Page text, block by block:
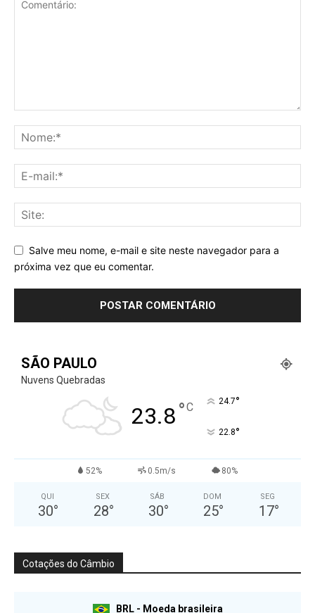
Salve meu nome, e-mail e site neste navegador para a
próxima vez que eu comentar.
SÃO PAULO
Nuvens Quebradas
23.8°C 24.7°
22.8°
52% 0.5m/s 80%
QUI
30°
SEX
28°
SÁB
30°
DOM
25°
SEG
17°
Cotações do Câmbio
BRL - Moeda brasileira